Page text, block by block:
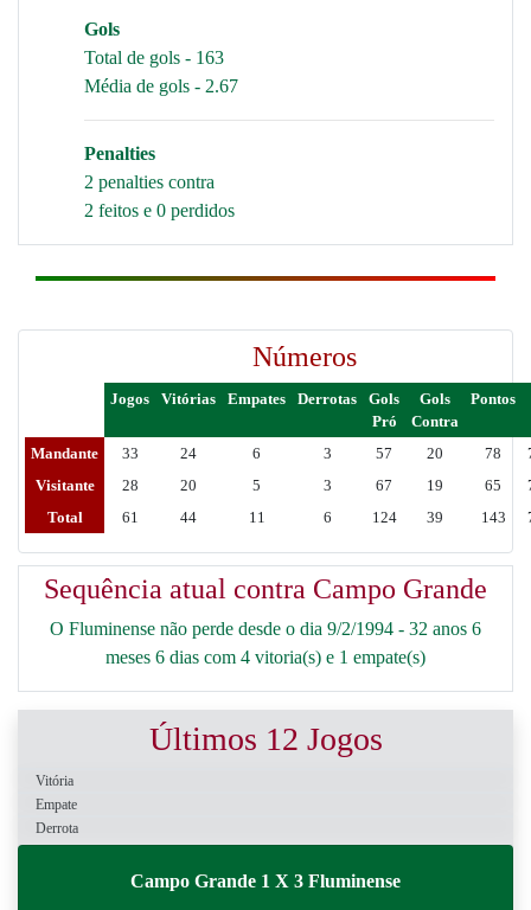
Gols
Total de gols - 163
Média de gols - 2.67
Penalties
2 penalties contra
2 feitos e 0 perdidos
Números
Jogos Vitórias Empates Derrotas
Gols
Pró
Gols
Contra
Pontos
Mandante 33 24 6 3 57 20 78
Visitante
28 20 5 3 67 19 65
Total
61 44 11 6 124 39 143
Sequência atual contra Campo Grande
O Fluminense não perde desde o dia 9/2/1994 - 32 anos 6
meses 6 dias com 4 vitoria(s) e 1 empate(s)
Últimos 12 Jogos
Vitória
Empate
Derrota
Campo Grande 1 X 3 Fluminense